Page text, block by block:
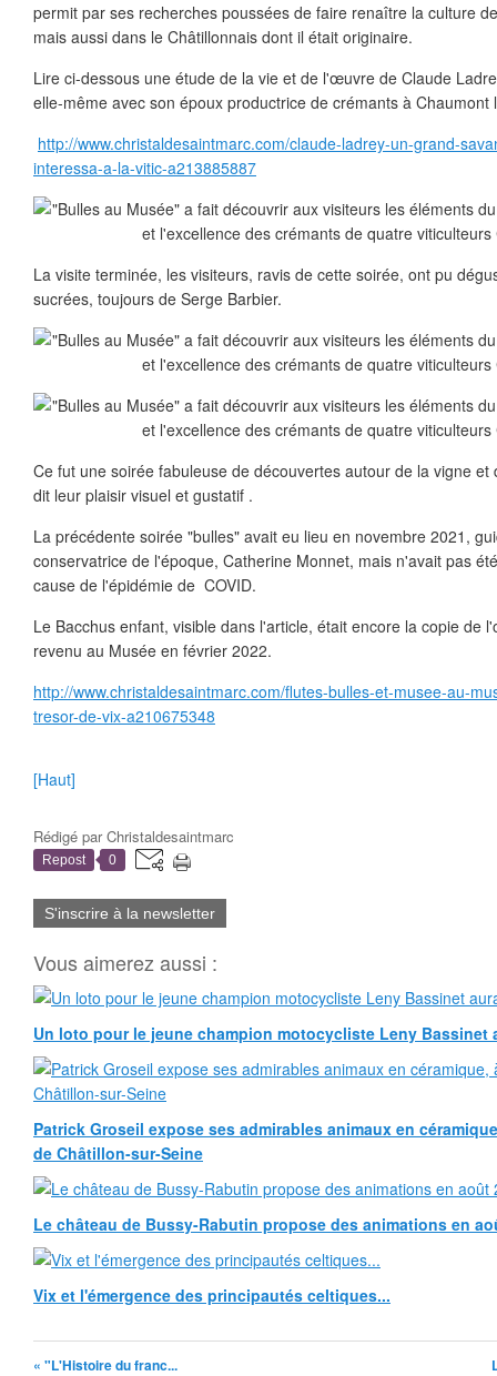
permit par ses recherches poussées de faire renaître la culture
mais aussi dans le Châtillonnais dont il était originaire.
Lire ci-dessous une étude de la vie et de l'œuvre de Claude
elle-même avec son époux productrice de crémants à Chaumont
http://www.christaldesaintmarc.com/claude-ladrey-un-grand-
interessa-a-la-vitic-a213885887
La visite terminée, les visiteurs, ravis de cette soirée, ont pu
sucrées, toujours de Serge Barbier.
Ce fut une soirée fabuleuse de découvertes autour de la vigne et
dit leur plaisir visuel et gustatif .
La précédente soirée "bulles" avait eu lieu en novembre 2021,
conservatrice de l'époque, Catherine Monnet, mais n'avait pas
cause de l'épidémie de COVID.
Le Bacchus enfant, visible dans l'article, était encore la copie de
revenu au Musée en février 2022.
http://www.christaldesaintmarc.com/flutes-bulles-et-musee-au-
tresor-de-vix-a210675348
[Haut]
Rédigé parChristaldesaintmarc
Repost 0
S'inscrire à la newsletter
Vous aimerez aussi :
Un loto pour le jeune champion motocycliste Leny Bassinet
Patrick Groseil expose ses admirables animaux en
de Châtillon-sur-Seine
Le château de Bussy-Rabutin propose des animations en
Vix et l'émergence des principautés celtiques...
« "L'Histoire du franc...